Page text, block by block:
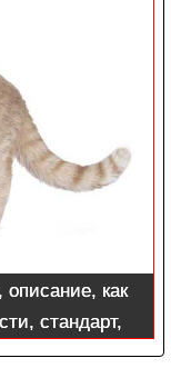
как
стандарт,